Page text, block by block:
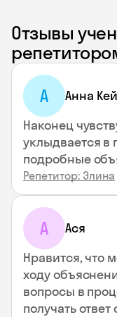
Отзывы
А Анна
Наконец
уклыдвается в
подробные
Репетитор: Элина
А Ася
Нравится, что
ходу
вопросы в
получать